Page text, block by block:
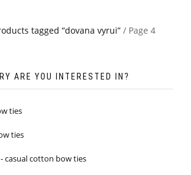
tagged “dovana vyrui” / Page 4
ARE YOU INTERESTED IN?
ties
ties
- casual cotton bow ties